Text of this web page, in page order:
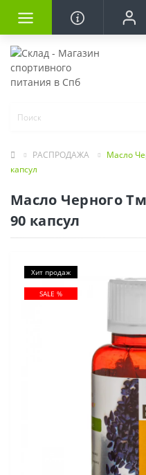
РАСПРОДАЖА
Масло
капсул
Масло Черного
90 капсул
Хит продаж
SALE %